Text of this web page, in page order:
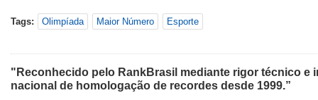
Tags: Olimpíada Maior Número Esporte
"Reconhecido pelo RankBrasil mediante rigor técnico e
nacional de homologação de recordes desde 1999.”